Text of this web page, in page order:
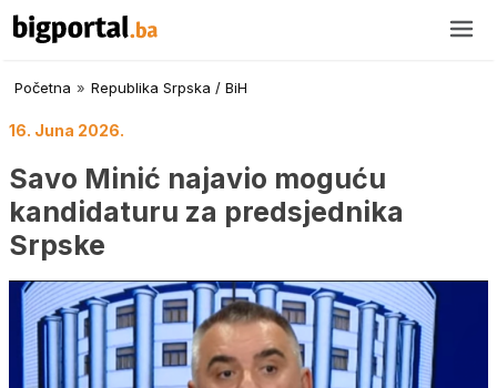
Početna » Republika Srpska / BiH
16. Juna 2026.
Savo Minić najavio moguću
kandidaturu za predsjednika
Srpske